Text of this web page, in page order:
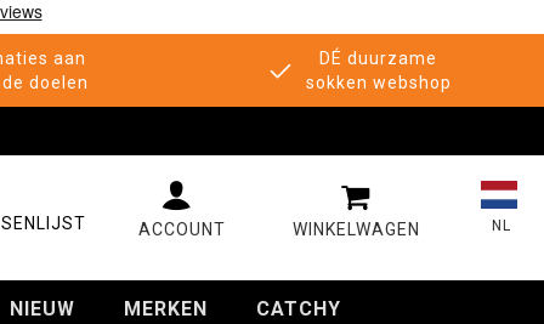
aan
doelen
DÉ duurzame
sokken webshop
NL
MIJN WINKELWAGEN
NIEUW MERKEN CATCHY